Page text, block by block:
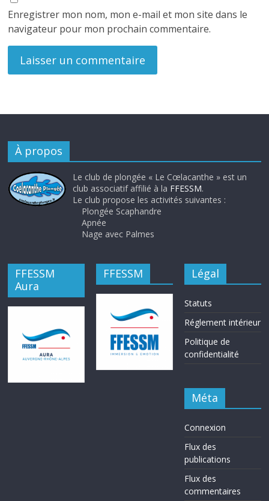
Enregistrer mon nom, mon e-mail et mon site dans le
navigateur pour mon prochain commentaire.
À propos
Le club de plongée « Le Cœlacanthe » est un
club associatif affilié à la FFESSM.
Le club propose les activités suivantes :
Plongée Scaphandre
Apnée
Nage avec Palmes
FFESSM
Aura
FFESSM Légal
Statuts
Réglement intérieur
Politique de
confidentialité
Méta
Connexion
Flux des
publications
Flux des
commentaires